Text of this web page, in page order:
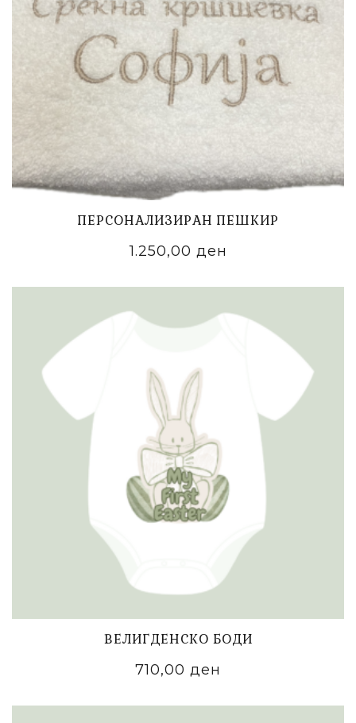
ПЕРСОНАЛИЗИРАН ПЕШКИР
1.250,00 ден
ВЕЛИГДЕНСКО БОДИ
710,00 ден